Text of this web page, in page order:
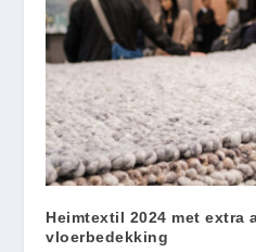
Heimtextil 2024 met extra
vloerbedekking